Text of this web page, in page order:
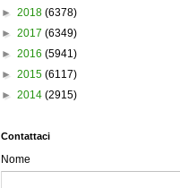
► 2018 (6378)
► 2017 (6349)
► 2016 (5941)
► 2015 (6117)
► 2014 (2915)
Contattaci
Nome